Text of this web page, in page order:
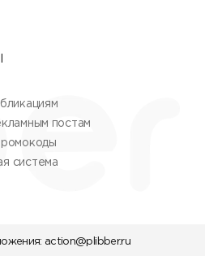
постам
система
action@plibber.ru